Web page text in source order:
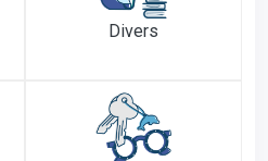
Divers